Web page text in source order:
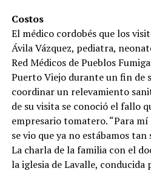
Costos
El médico cordobés que los
Ávila Vázquez, pediatra,
Red Médicos de Pueblos
Puerto Viejo durante un fin de
coordinar un relevamiento
de su visita se conoció el fallo
empresario tomatero. “Para
se vio que ya no estábamos tan
La charla de la familia con el
la iglesia de Lavalle, conducida